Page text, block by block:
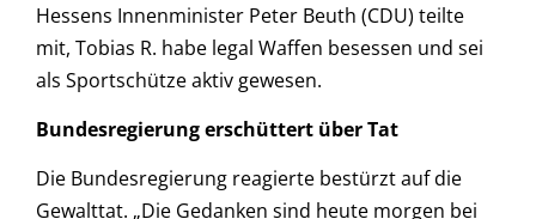
Hessens Innenminister Peter Beuth (CDU) teilte
mit, Tobias R. habe legal Waffen besessen und sei
als Sportschütze aktiv gewesen.
Bundesregierung erschüttert über Tat
Die Bundesregierung reagierte bestürzt auf die
Gewalttat. „Die Gedanken sind heute morgen bei